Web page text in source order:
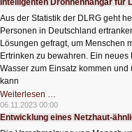
Intelligenten Drohnenhangar für
Aus der Statistik der DLRG geht
Personen in Deutschland
Lösungen gefragt, um Menschen
Ertrinken zu bewahren. Ein
Wasser zum Einsatz kommen
kann
Weiterlesen …
Drohnenhangar
für
Lebensretter
06.11.2023 00:00
Entwicklung eines Netzhaut-